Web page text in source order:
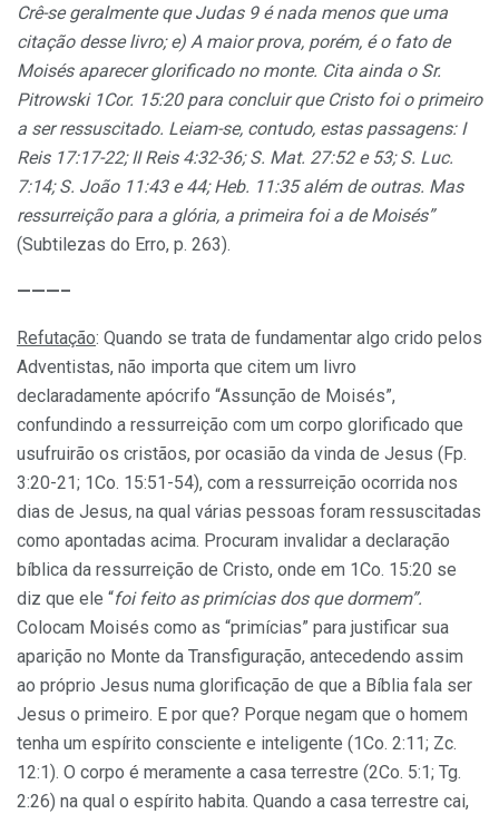
Crê-se geralmente que Judas 9 é nada menos que uma
citação desse livro;e) A maior prova, porém, é o fato de
Moisés aparecer glorificado no monte. Cita ainda o Sr.
Pitrowski 1Cor. 15:20 para concluir que Cristo foi o primeiro
a ser ressuscitado. Leiam-se, contudo, estas passagens: I
Reis 17:17-22; II Reis 4:32-36; S. Mat. 27:52 e 53; S. Luc.
7:14; S. João 11:43 e 44; Heb. 11:35 além de outras. Mas
ressurreição para a glória, a primeira foi a de Moisés”
(Subtilezas do Erro, p. 263).
———–
Refutação: Quando se trata de fundamentar algo crido pelos
Adventistas, não importa que citem um livro
declaradamente apócrifo “Assunção de Moisés”,
confundindo a ressurreição com um corpo glorificado que
usufruirão os cristãos, por ocasião da vinda de Jesus (Fp.
3:20-21; 1Co. 15:51-54), com a ressurreição ocorrida nos
dias de Jesus, na qual várias pessoas foram ressuscitadas
como apontadas acima. Procuram invalidar a declaração
bíblica da ressurreição de Cristo, onde em 1Co. 15:20 se
diz que ele “foi feito as primícias dos que dormem”.
Colocam Moisés como as “primícias” para justificar sua
aparição no Monte da Transfiguração, antecedendo assim
ao próprio Jesus numa glorificação de que a Bíblia fala ser
Jesus o primeiro. E por que? Porque negam que o homem
tenha um espírito consciente e inteligente (1Co. 2:11; Zc.
12:1). O corpo é meramente a casa terrestre (2Co. 5:1; Tg.
2:26) na qual o espírito habita. Quando a casa terrestre cai,